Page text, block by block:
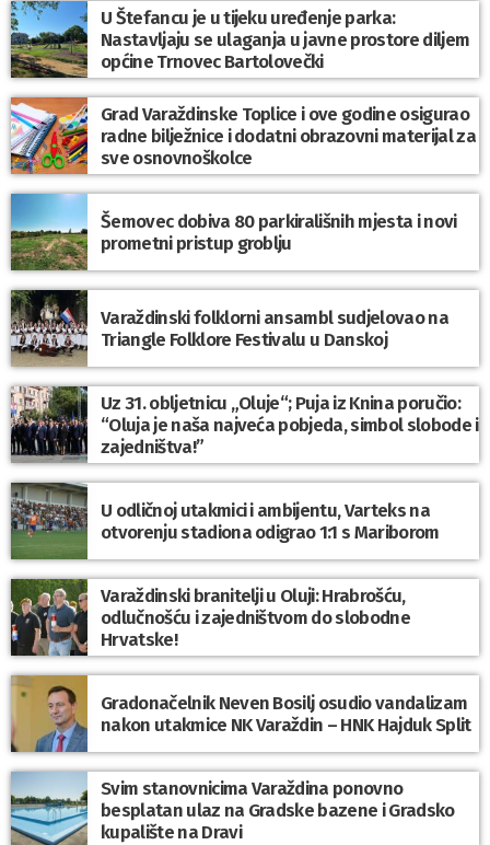
U Štefancu je u tijeku uređenje parka:
Nastavljaju se ulaganja u javne prostore diljem
općine Trnovec Bartolovečki
Grad Varaždinske Toplice i ove godine osigurao
radne bilježnice i dodatni obrazovni materijal za
sve osnovnoškolce
Šemovec dobiva 80 parkirališnih mjesta i novi
prometni pristup groblju
Varaždinski folklorni ansambl sudjelovao na
Triangle Folklore Festivalu u Danskoj
Uz 31. obljetnicu „Oluje“; Puja iz Knina poručio:
“Oluja je naša najveća pobjeda, simbol slobode i
zajedništva!”
U odličnoj utakmici i ambijentu, Varteks na
otvorenju stadiona odigrao 1:1 s Mariborom
Varaždinski branitelji u Oluji: Hrabrošću,
odlučnošću i zajedništvom do slobodne
Hrvatske!
Gradonačelnik Neven Bosilj osudio vandalizam
nakon utakmice NK Varaždin – HNK Hajduk Split
Svim stanovnicima Varaždina ponovno
besplatan ulaz na Gradske bazene i Gradsko
kupalište na Dravi